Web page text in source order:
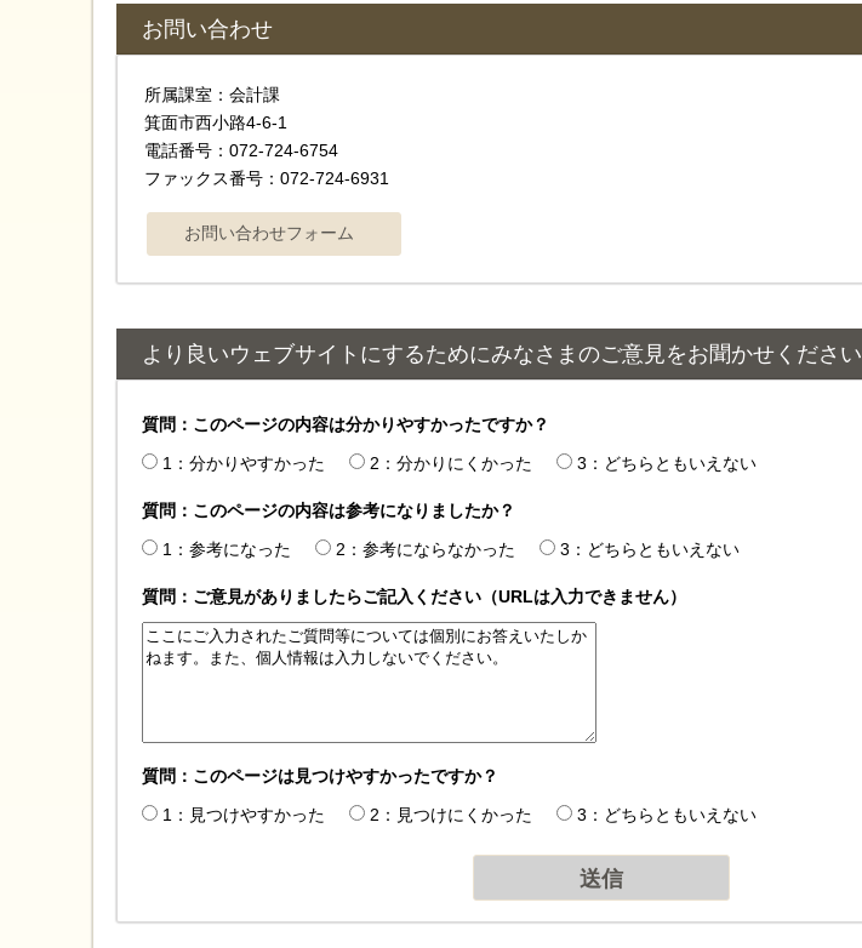
お問い合わせ
所属課室：会計課
箕面市西小路4‐6‐1
電話番号：072-724-6754
ファックス番号：072-724-6931
より良いウェブサイトにするためにみなさまのご意見をお聞かせください
質問：このページの内容は分かりやすかったですか？
1：分かりやすかった
2：分かりにくかった 3：どちらともいえない
質問：このページの内容は参考になりましたか？
1：参考になった
2：参考にならなかった 3：どちらともいえない
質問：ご意見がありましたらご記入ください（URLは入力できません）
質問：このページは見つけやすかったですか？
1：見つけやすかった
2：見つけにくかった 3：どちらともいえない